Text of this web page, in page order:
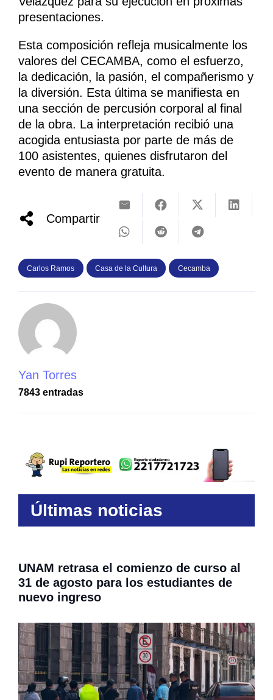
presentaciones.
Esta composición refleja musicalmente los
valores del CECAMBA, como el esfuerzo,
la dedicación, la pasión, el compañerismo y
la diversión. Esta última se manifiesta en
una sección de percusión corporal al final
de la obra. La interpretación recibió una
acogida entusiasta por parte de más de
100 asistentes, quienes disfrutaron del
evento de manera gratuita.
Compartir
Carlos Ramos Casa de la Cultura Cecamba
Yan Torres
7843 entradas
Últimas noticias
UNAM retrasa el comienzo de curso al
31 de agosto para los estudiantes de
nuevo ingreso